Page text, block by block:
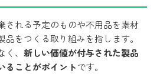
される予定のものや不用品を素材
品をつくる取り組みを指します。
く、新しい価値が付与された製品
ることがポイントです。